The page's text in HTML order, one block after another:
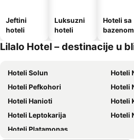
Jeftini
hoteli
Luksuzni
hoteli
Hoteli sa
bazenom
Lilalo Ηotel – destinacije u
Hoteli Solun
Hoteli
Hoteli Pefkohori
Hoteli
Hoteli Hanioti
Hoteli
Hoteli Leptokarija
Hoteli
Hoteli Platamonas